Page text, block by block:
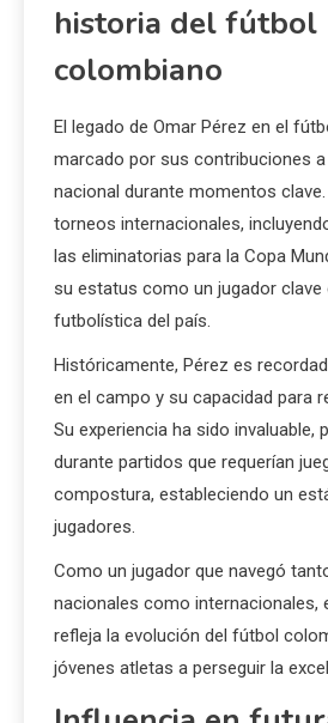
historia del fútbol
colombiano
El legado de Omar Pérez en el
marcado por sus contribuciones
nacional durante momentos
torneos internacionales,
las eliminatorias para la Copa
su estatus como un jugador clave
futbolística del país.
Históricamente, Pérez es
en el campo y su capacidad para
Su experiencia ha sido invaluable,
durante partidos que requerían
compostura, estableciendo un
jugadores.
Como un jugador que navegó
nacionales como internacionales,
refleja la evolución del fútbol
jóvenes atletas a perseguir la